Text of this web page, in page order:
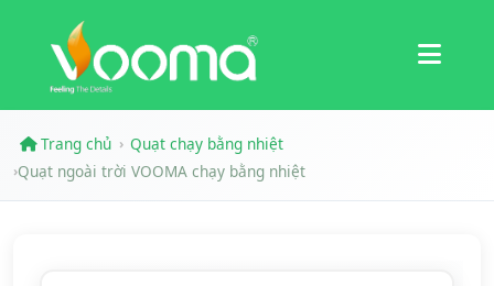
Chứng nhận
Nghiên cứu trường hợp
Trang chủ › Quạt chạy bằng nhiệt
›Quạt ngoài trời VOOMA chạy bằng nhiệt